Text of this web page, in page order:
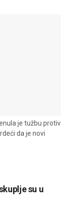
je tužbu protiv
da je novi
su u